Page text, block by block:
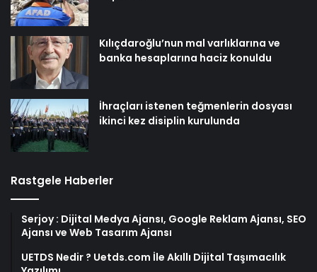
Kılıçdaroğlu’nun mal varlıklarına ve
banka hesaplarına haciz konuldu
İhraçları istenen teğmenlerin dosyası
ikinci kez disiplin kurulunda
Rastgele Haberler
Serjoy : Dijital Medya Ajansı, Google Reklam Ajansı, SEO
Ajansı ve Web Tasarım Ajansı
UETDS Nedir ? Uetds.com İle Akıllı Dijital Taşımacılık